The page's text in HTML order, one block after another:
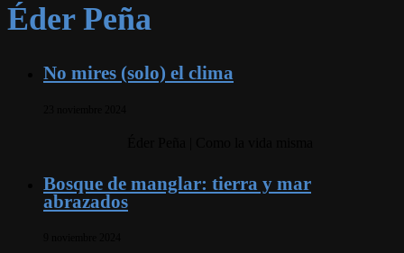
Éder Peña
No mires (solo) el clima
Bosque de manglar: tierra y mar
abrazados